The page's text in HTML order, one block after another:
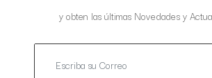
y obten las últimas Novedades y